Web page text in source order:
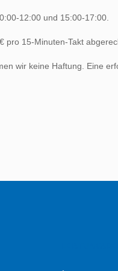
12:00 und 15:00-17:00.
15-Minuten-Takt
wir keine Haftung. Eine